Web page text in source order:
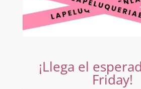
¡Llega el
Friday!